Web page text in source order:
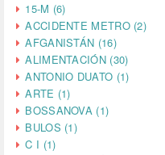
15-M (6)
ACCIDENTE METRO (2)
AFGANISTÁN (16)
ALIMENTACIÓN (30)
ANTONIO DUATO (1)
ARTE (1)
BOSSANOVA (1)
BULOS (1)
C I (1)